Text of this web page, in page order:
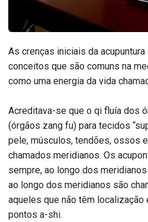
As crenças iniciais da
conceitos que são comuns na
como uma energia da vida
Acreditava-se que o qi fluía dos
(órgãos zang fu) para tecidos
pele, músculos, tendões, ossos
chamados meridianos. Os
sempre, ao longo dos
ao longo dos meridianos são
aqueles que não têm
pontos a-shi.